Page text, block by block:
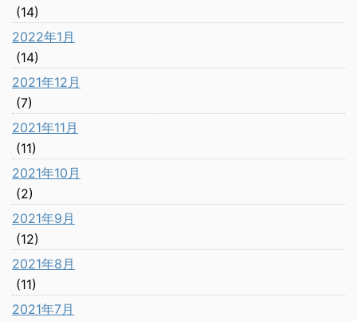
(14)
2022年1月
(14)
2021年12月
(7)
2021年11月
(11)
2021年10月
(2)
2021年9月
(12)
2021年8月
(11)
2021年7月